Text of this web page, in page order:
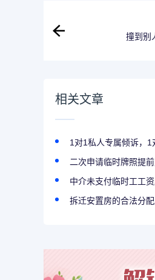
撞到别
相关文章
1对1私人专属倾诉，
二次申请临时牌照提
中介未支付临时工工
拆迁安置房的合法分